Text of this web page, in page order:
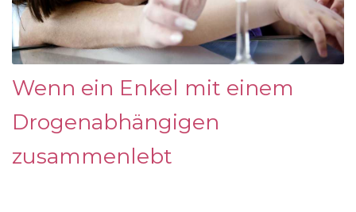
Wenn ein Enkel mit einem
Drogenabhängigen
zusammenlebt